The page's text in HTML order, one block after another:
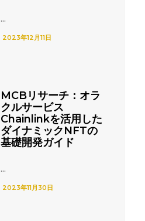
...
2023年12月11日
MCBリサーチ：オラ
クルサービス
Chainlinkを活用した
ダイナミックNFTの
基礎開発ガイド
...
2023年11月30日